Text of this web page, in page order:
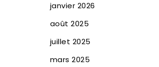
janvier 2026
août 2025
juillet 2025
mars 2025